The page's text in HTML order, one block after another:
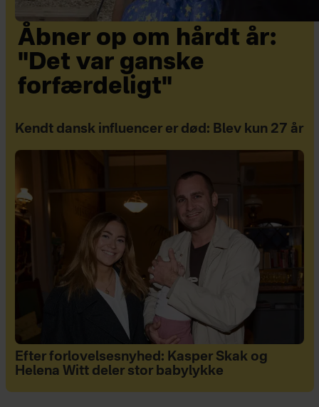
Åbner op om hårdt år:
"Det var ganske
forfærdeligt"
Kendt dansk influencer er død: Blev kun 27 år
Efter forlovelsesnyhed: Kasper Skak og
Helena Witt deler stor babylykke